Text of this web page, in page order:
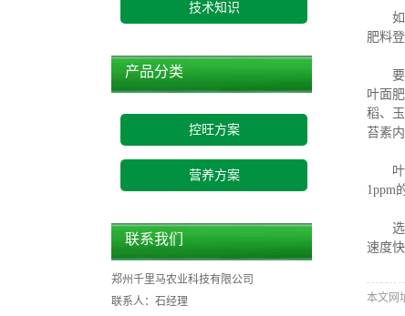
技术知识
产品分类
控旺方案
营养方案
联系我们
郑州千里马农业科技有限公司
联系人：石经理
如何
肥料
要有
叶面
稻、
苔素
叶面
1ppm
选择
速度
本文网